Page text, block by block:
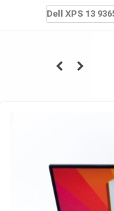
Dell XPS 13